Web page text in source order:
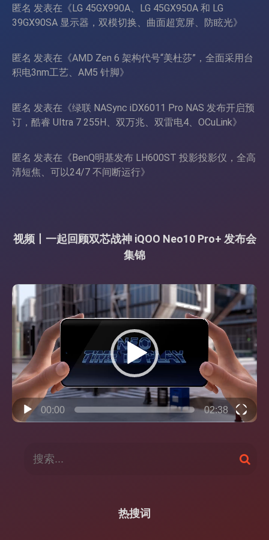
匿名 发表在《LG 45GX990A、LG 45GX950A 和 LG
39GX90SA 显示器，双模切换、曲面超宽屏、防眩光》
匿名 发表在《AMD Zen 6 架构代号“美杜莎”，全面采用台
积电3nm工艺、AM5 针脚》
匿名 发表在《绿联 NASync iDX6011 Pro NAS 发布开启预
订，酷睿 Ultra 7 255H、双万兆、双雷电4、OCuLink》
匿名 发表在《BenQ明基发布 LH600ST 投影投影仪，全高
清短焦、可以24/7 不间断运行》
视频丨一起回顾双芯战神 iQOO Neo10 Pro+ 发布会
集锦
视
频
播
放
器
00:00 02:38
搜
索
热搜词